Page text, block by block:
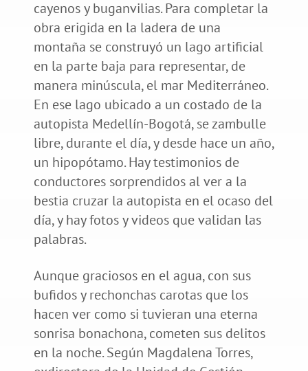
cayenos y buganvilias. Para completar la
obra erigida en la ladera de una
montaña se construyó un lago artificial
en la parte baja para representar, de
manera minúscula, el mar Mediterráneo.
En ese lago ubicado a un costado de la
autopista Medellín-Bogotá, se zambulle
libre, durante el día, y desde hace un año,
un hipopótamo. Hay testimonios de
conductores sorprendidos al ver a la
bestia cruzar la autopista en el ocaso del
día, y hay fotos y videos que validan las
palabras.
Aunque graciosos en el agua, con sus
bufidos y rechonchas carotas que los
hacen ver como si tuvieran una eterna
sonrisa bonachona, cometen sus delitos
en la noche. Según Magdalena Torres,